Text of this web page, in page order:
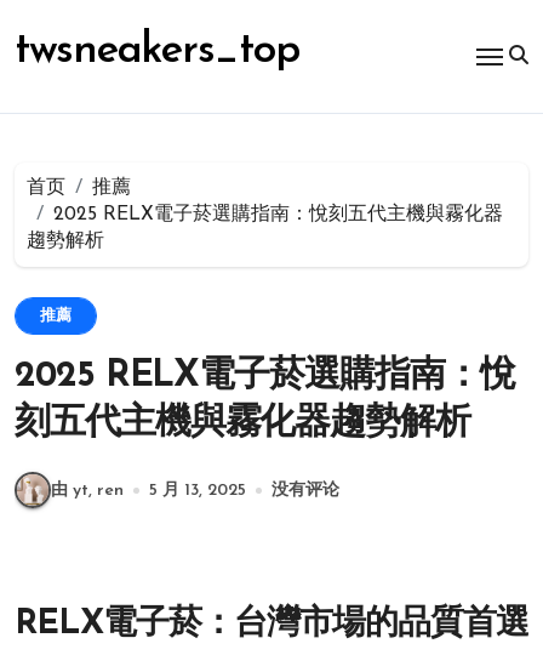
容
twsneakers_top
首页
推薦
2025 RELX電子菸選購指南：悅刻五代主機與霧化器
趨勢解析
推薦
2025 RELX電子菸選購指南：悅
刻五代主機與霧化器趨勢解析
由 yt, ren 5 月 13, 2025 没有评论
RELX電子菸：台灣市場的品質首選